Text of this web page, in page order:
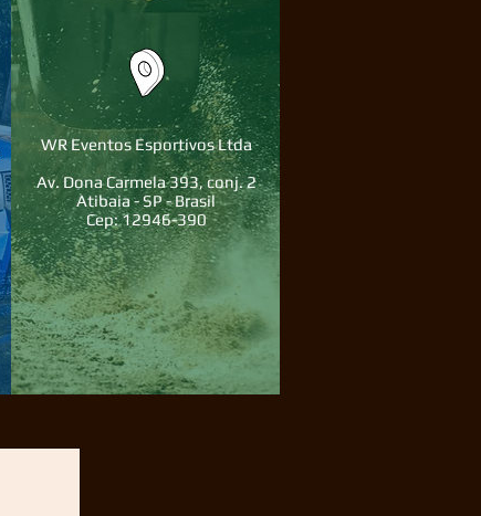
WR Eventos Esportivos Ltda
Av. Dona Carmela 393, conj. 2
Atibaia - SP - Brasil
Cep: 12946-390